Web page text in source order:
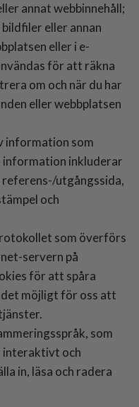
annat webbinnehåll;
eller annan
eller i e-
för att räkna
om och när du har
eller webbplatsen
information som
information inkluderar
referens-/utgångssida,
och
som överförs
servern på
för att spåra
det möjligt för oss att
som
interaktivt och
in, läsa och radera